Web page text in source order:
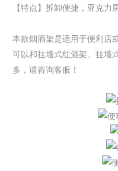
【特点】拆卸便捷，亚克
本款烟酒架是适用于便利店
可以和挂墙式红酒架、挂墙
多，请咨询客服！